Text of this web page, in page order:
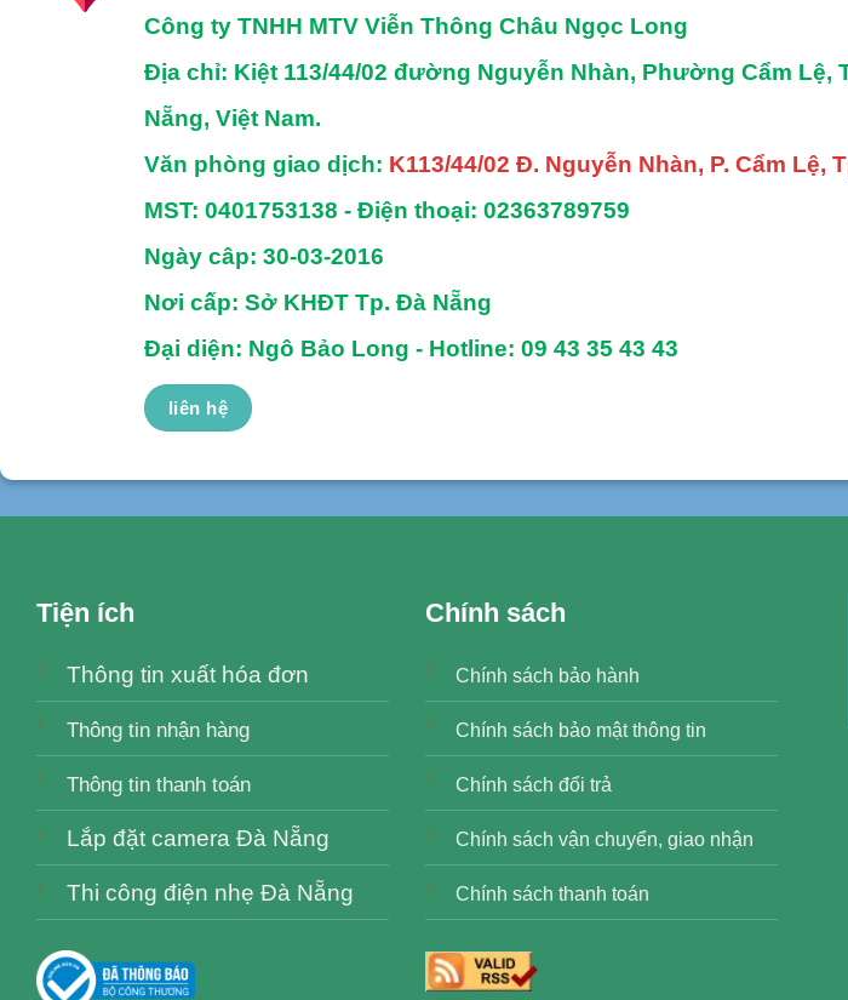
Công ty TNHH MTV Viễn Thông Châu Ngọc Long
Địa chỉ: Kiệt 113/44/02 đường Nguyễn Nhàn, Phường Cẩm Lệ,
Nẵng, Việt Nam.
Văn phòng giao dịch: K113/44/02 Đ. Nguyễn Nhàn, P. Cẩm Lệ,
MST: 0401753138 -Điện thoại: 02363789759
Ngày câp: 30-03-2016
Nơi cấp: Sở KHĐT Tp. Đà Nẵng
Đại diện: Ngô Bảo Long - Hotline: 09 43 35 43 43
liên hệ
Tiện ích
Thông tin xuất hóa đơn
Thông tin nhận hàng
Thông tin thanh toán
Lắp đặt camera Đà Nẵng
Thi công điện nhẹ Đà Nẵng
Chính sách
Chính sách bảo hành
Chính sách bảo mật thông tin
Chính sách đổi trả
Chính sách vận chuyển, giao nhận
Chính sách thanh toán